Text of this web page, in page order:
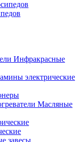
Инфракрасные
электрические
Масляные
завесы